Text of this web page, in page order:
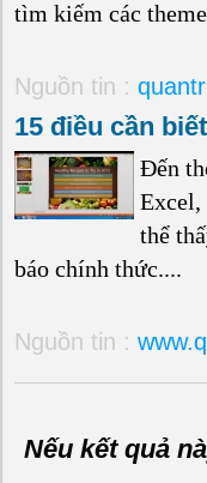
tìm kiếm các
Nguồn tin :
15 điều cần
Đến
Excel,
thể
báo chính thức....
Nguồn tin :
Nếu kết quả